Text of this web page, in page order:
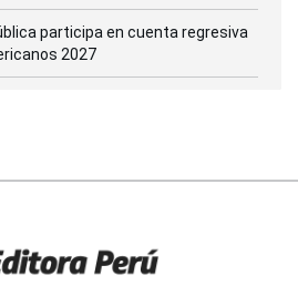
participa en cuenta regresiva
2027